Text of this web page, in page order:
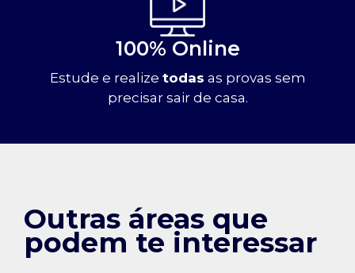
100% Online
Estude e realize todas as provas sem
precisar sair de casa.
Outras áreas que
podem te interessar